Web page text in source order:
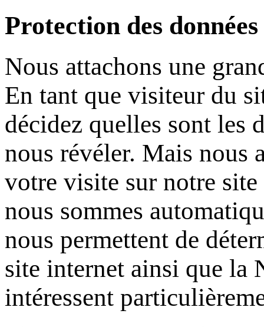
Protection des données
Nous attachons une
En tant que visiteur du
décidez quelles sont les
nous révéler. Mais nous
votre visite sur notre
nous sommes
nous permettent de
site internet ainsi que la
intéressent